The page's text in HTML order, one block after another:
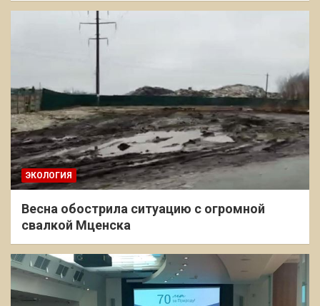
ЭКОЛОГИЯ
Весна обострила ситуацию с огромной
свалкой Мценска